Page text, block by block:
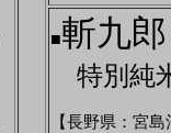
■斬九郎
特別純
【長野県：宮